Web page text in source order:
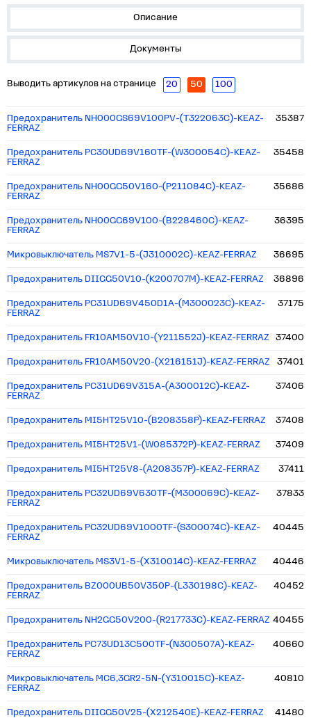
Описание
Документы
Выводить артикулов на странице 20 50 100
Предохранитель NH000GS69V100PV-(T322063C)-KEAZ-
FERRAZ
35387
Предохранитель PC30UD69V160TF-(W300054C)-KEAZ-
FERRAZ
35458
Предохранитель NH00GG50V160-(P211084C)-KEAZ-
FERRAZ
35686
Предохранитель NH00GG69V100-(B228460C)-KEAZ-
FERRAZ
36395
Микровыключатель MS7V1-5-(J310002C)-KEAZ-FERRAZ 36695
Предохранитель DIIGG50V10-(K200707M)-KEAZ-FERRAZ 36896
Предохранитель PC31UD69V450D1A-(M300023C)-KEAZ-
FERRAZ
37175
Предохранитель FR10AM50V10-(Y211552J)-KEAZ-FERRAZ 37400
Предохранитель FR10AM50V20-(X216151J)-KEAZ-FERRAZ 37401
Предохранитель PC31UD69V315A-(A300012C)-KEAZ-
FERRAZ
37406
Предохранитель MI5HT25V10-(B208358P)-KEAZ-FERRAZ 37408
Предохранитель MI5HT25V1-(W085372P)-KEAZ-FERRAZ 37409
Предохранитель MI5HT25V8-(A208357P)-KEAZ-FERRAZ 37411
Предохранитель PC32UD69V630TF-(M300069C)-KEAZ-
FERRAZ
37833
Предохранитель PC32UD69V1000TF-(S300074C)-KEAZ-
FERRAZ
40445
Микровыключатель MS3V1-5-(X310014C)-KEAZ-FERRAZ 40446
Предохранитель BZ000UB50V350P-(L330198C)-KEAZ-
FERRAZ
40452
Предохранитель NH2GG50V200-(R217733C)-KEAZ-FERRAZ 40455
Предохранитель PC73UD13C500TF-(N300507A)-KEAZ-
FERRAZ
40660
Микровыключатель MC6,3GR2-5N-(Y310015C)-KEAZ-
FERRAZ
40810
Предохранитель DIIGG50V25-(X212540E)-KEAZ-FERRAZ 41480